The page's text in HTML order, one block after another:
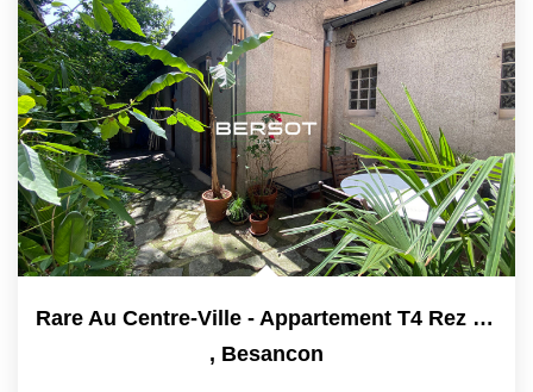
Rare Au Centre-Ville - Appartement T4 Rez De Chaussée Avec...
, Besancon